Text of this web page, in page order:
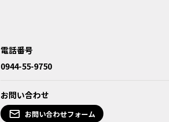
電話番号
0944-55-9750
お問い合わせ
お問い合わせフォーム